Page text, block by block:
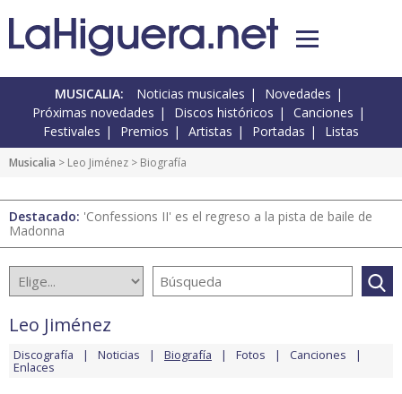
MUSICALIA: Noticias musicales
Novedades
Próximas novedades
Discos históricos
Canciones
Festivales
Premios Artistas Portadas Listas
Musicalia > Leo Jiménez > Biografía
Destacado: 'Confessions II' es el regreso a la pista de baile de
Madonna
Leo Jiménez
Discografía Noticias Biografía Fotos Canciones
Enlaces